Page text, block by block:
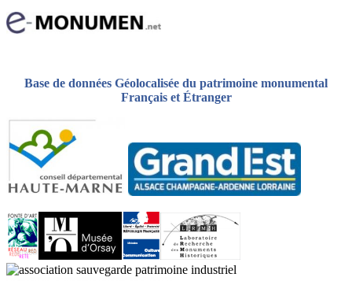
Base de données Géolocalisée du patrimoine monumental
Français et Étranger